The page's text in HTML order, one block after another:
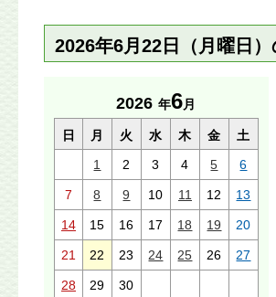
2026年6月22日（月曜日）
2026 年6月
日 月 火 水 木 金
土
1
2 3 4 5 6
7 8 9 10 11 12 13
14 15 16 17 18 19 20
21 22 23 24 25 26 27
28 29 30